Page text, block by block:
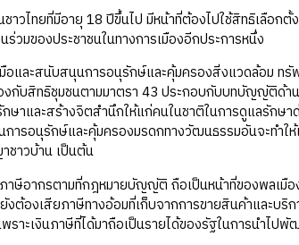
ชาวไทยที่มีอายุ 18 ปีขึ้นไป มีหน้าที่ต้องไปใช้สิทธิเลือ
ร่วมของประชาชนในทางการเมืองอีกประการหนึ่ง
อและสนับสนุนการอนุรักษ์และคุ้มครองสิ่งแวดล้อม ทรั
กับสิทธิชุมชนตามมาตรา 43 ประกอบกับบทบัญญัติด้าน
ษาและสร้างจิตสำนึกให้แก่คนในชาติในการดูแลรักษ
ารอนุรักษ์และคุ้มครองมรดกทางวัฒนธรรมอันจะทำใ
าวบ้าน เป็นต้น
าษีอากรตามที่กฎหมายบัญญัติ ถือเป็นหน้าที่ของพลเมือ
งต้องเสียภาษีทางอ้อมที่เก็บจากการขายสินค้าและบ
พราะเงินภาษีที่ได้มาถือเป็นรายได้ของรัฐในการนำไป